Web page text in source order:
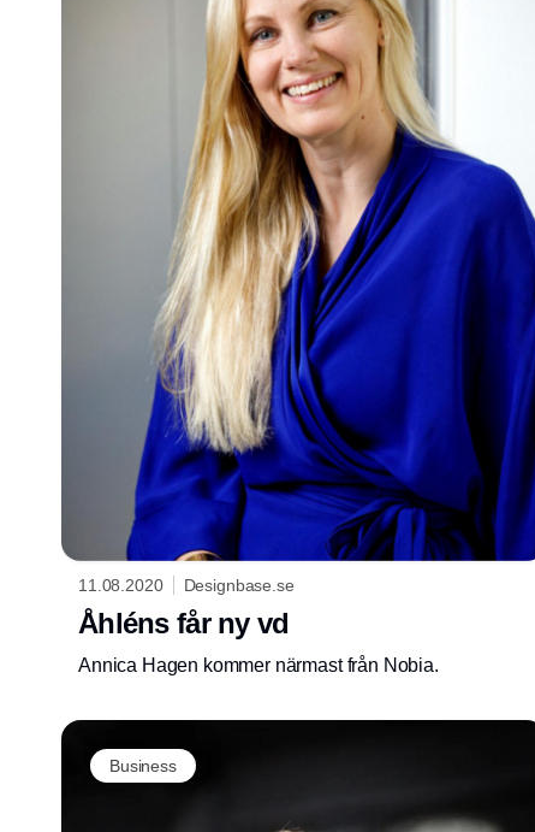
11.08.2020 Designbase.se
Åhléns får ny vd
Annica Hagen kommer närmast från Nobia.
Business